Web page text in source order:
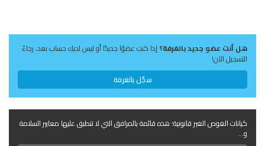
هل أنت عضو جديد بالغرفة؟إذا كنت عضوًا جديدًا أو ليس لديك حساب بعد، رجاءً
التسجيل الآن!
سجّل بالغرفة
كيانات الغوص الغير قانونية؛ هذه قائمة بالمرافق التي لا تنطبق عليها معايير السلامة
و...